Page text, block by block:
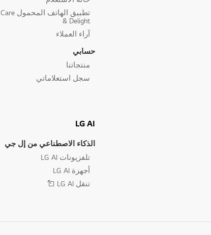
تطبيق الهاتف المحمول Care
& Delight
آراء العملاء
حسابي
منتجاتنا
سجل استعلاماتي
LG AI
الذكاء الاصطناعي من إل جي
تلفزيونات LG AI
أجهزة LG AI
تنقل LG AI